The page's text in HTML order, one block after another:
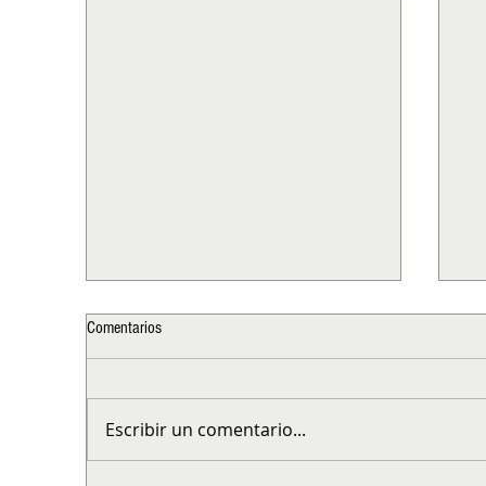
Comentarios
Escribir un comentario...